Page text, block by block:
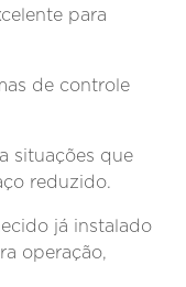
para
de controle
situações que
reduzido.
já instalado
operação,